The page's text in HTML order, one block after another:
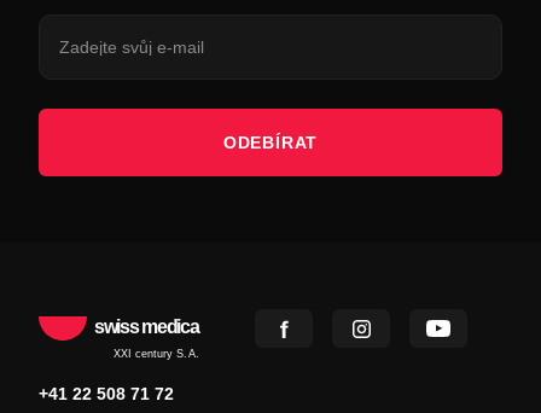
ODEBÍRAT
swiss medica
XXI century S.A.
+41 22 508 71 72